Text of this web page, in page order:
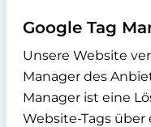
Google Tag
Unsere Website
Manager des
Manager ist eine
Website-Tags